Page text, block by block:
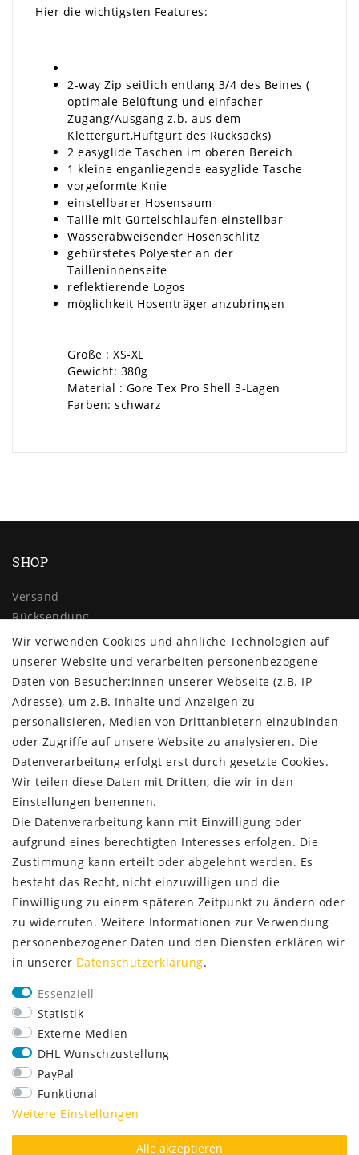
Hier die wichtigsten Features:
2-way Zip seitlich entlang 3/4 des Beines (
optimale Belüftung und einfacher
Zugang/Ausgang z.b. aus dem
Klettergurt,Hüftgurt des Rucksacks)
2 easyglide Taschen im oberen Bereich
1 kleine enganliegende easyglide Tasche
vorgeformte Knie
einstellbarer Hosensaum
Taille mit Gürtelschlaufen einstellbar
Wasserabweisender Hosenschlitz
gebürstetes Polyester an der
Tailleninnenseite
reflektierende Logos
möglichkeit Hosenträger anzubringen
Größe : XS-XL
Gewicht: 380g
Material : Gore Tex Pro Shell 3-Lagen
Farben: schwarz
SHOP
Versand
Rücksendung
Widerrufs­recht
Impressum
Daten­schutz­erklärung
AGB
Kontakt
ZAHLUNG & VERSAND
SERVICE
Lieferung nur 2,95 €
Rücksendung kostenfrei
14 Tage Rückgaberecht
Kurze Lieferzeit
FOLGE UNS
Wir verwenden Cookies und ähnliche Technologien auf
unserer Website und verarbeiten personenbezogene
Daten von Besucher:innen unserer Webseite (z.B. IP-
Adresse), um z.B. Inhalte und Anzeigen zu
personalisieren, Medien von Drittanbietern einzubinden
oder Zugriffe auf unsere Website zu analysieren. Die
Datenverarbeitung erfolgt erst durch gesetzte Cookies.
Wir teilen diese Daten mit Dritten, die wir in den
Einstellungen benennen.
Die Datenverarbeitung kann mit Einwilligung oder
aufgrund eines berechtigten Interesses erfolgen. Die
Zustimmung kann erteilt oder abgelehnt werden. Es
besteht das Recht, nicht einzuwilligen und die
Einwilligung zu einem späteren Zeitpunkt zu ändern oder
zu widerrufen. Weitere Informationen zur Verwendung
personenbezogener Daten und den Diensten erklären wir
in unserer Daten­schutz­erklärung.
Essenziell
Statistik
Externe Medien
DHL Wunschzustellung
PayPal
Funktional
Weitere Einstellungen
Alle akzeptieren